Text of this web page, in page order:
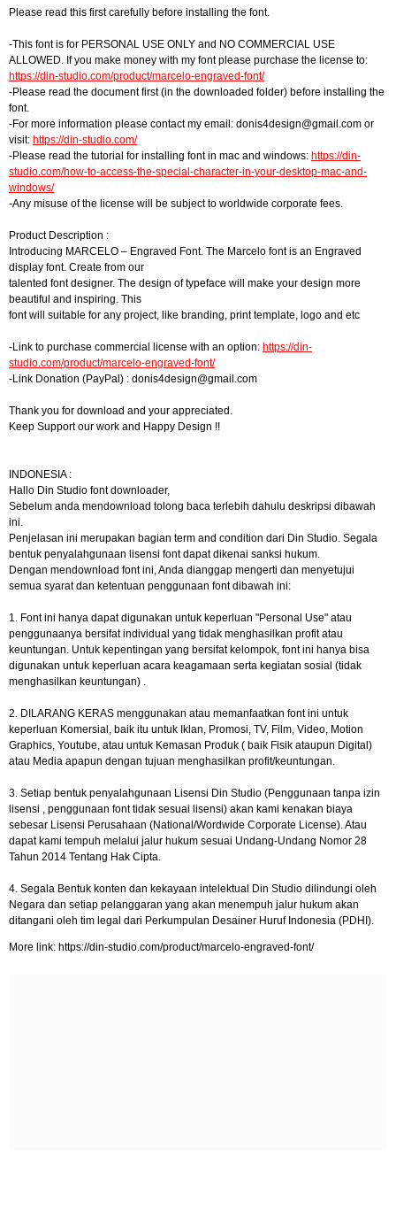
Please read this first carefully before installing the font.
-This font is for PERSONAL USE ONLY and NO COMMERCIAL USE
ALLOWED. If you make money with my font please purchase the license to:
https://din-studio.com/product/marcelo-engraved-font/
-Please read the document first (in the downloaded folder) before installing the
font.
-For more information please contact my email: donis4design@gmail.com or
visit: https://din-studio.com/
-Please read the tutorial for installing font in mac and windows: https://din-
studio.com/how-to-access-the-special-character-in-your-desktop-mac-and-
windows/
-Any misuse of the license will be subject to worldwide corporate fees.
Product Description :
Introducing MARCELO – Engraved Font. The Marcelo font is an Engraved
display font. Create from our
talented font designer. The design of typeface will make your design more
beautiful and inspiring. This
font will suitable for any project, like branding, print template, logo and etc
-Link to purchase commercial license with an option: https://din-
studio.com/product/marcelo-engraved-font/
-Link Donation (PayPal) : donis4design@gmail.com
Thank you for download and your appreciated.
Keep Support our work and Happy Design !!
INDONESIA :
Hallo Din Studio font downloader,
Sebelum anda mendownload tolong baca terlebih dahulu deskripsi dibawah
ini.
Penjelasan ini merupakan bagian term and condition dari Din Studio. Segala
bentuk penyalahgunaan lisensi font dapat dikenai sanksi hukum.
Dengan mendownload font ini, Anda dianggap mengerti dan menyetujui
semua syarat dan ketentuan penggunaan font dibawah ini:
1. Font ini hanya dapat digunakan untuk keperluan "Personal Use" atau
penggunaanya bersifat individual yang tidak menghasilkan profit atau
keuntungan. Untuk kepentingan yang bersifat kelompok, font ini hanya bisa
digunakan untuk keperluan acara keagamaan serta kegiatan sosial (tidak
menghasilkan keuntungan) .
2. DILARANG KERAS menggunakan atau memanfaatkan font ini untuk
keperluan Komersial, baik itu untuk Iklan, Promosi, TV, Film, Video, Motion
Graphics, Youtube, atau untuk Kemasan Produk ( baik Fisik ataupun Digital)
atau Media apapun dengan tujuan menghasilkan profit/keuntungan.
3. Setiap bentuk penyalahgunaan Lisensi Din Studio (Penggunaan tanpa izin
lisensi , penggunaan font tidak sesuai lisensi) akan kami kenakan biaya
sebesar Lisensi Perusahaan (National/Wordwide Corporate License). Atau
dapat kami tempuh melalui jalur hukum sesuai Undang-Undang Nomor 28
Tahun 2014 Tentang Hak Cipta.
4. Segala Bentuk konten dan kekayaan intelektual Din Studio dilindungi oleh
Negara dan setiap pelanggaran yang akan menempuh jalur hukum akan
ditangani oleh tim legal dari Perkumpulan Desainer Huruf Indonesia (PDHI).
More link: https://din-studio.com/product/marcelo-engraved-font/